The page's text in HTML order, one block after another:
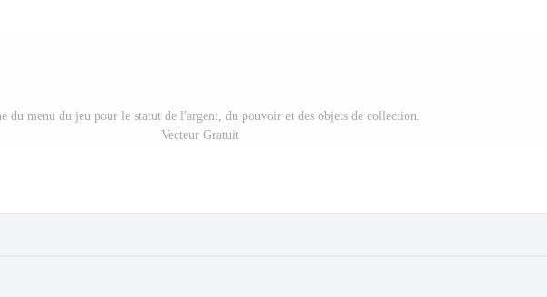
du menu du jeu pour le statut de l'argent, du pouvoir et des objets de collection.
Vecteur Gratuit